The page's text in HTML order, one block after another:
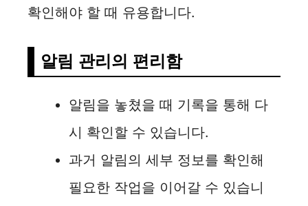
확인해야 할 때 유용합니다.
알림 관리의 편리함
알림을 놓쳤을 때 기록을 통해 다
시 확인할 수 있습니다.
과거 알림의 세부 정보를 확인해
필요한 작업을 이어갈 수 있습니